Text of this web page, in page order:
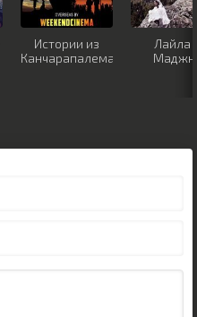
Истории из
Канчарапалема
Лайла